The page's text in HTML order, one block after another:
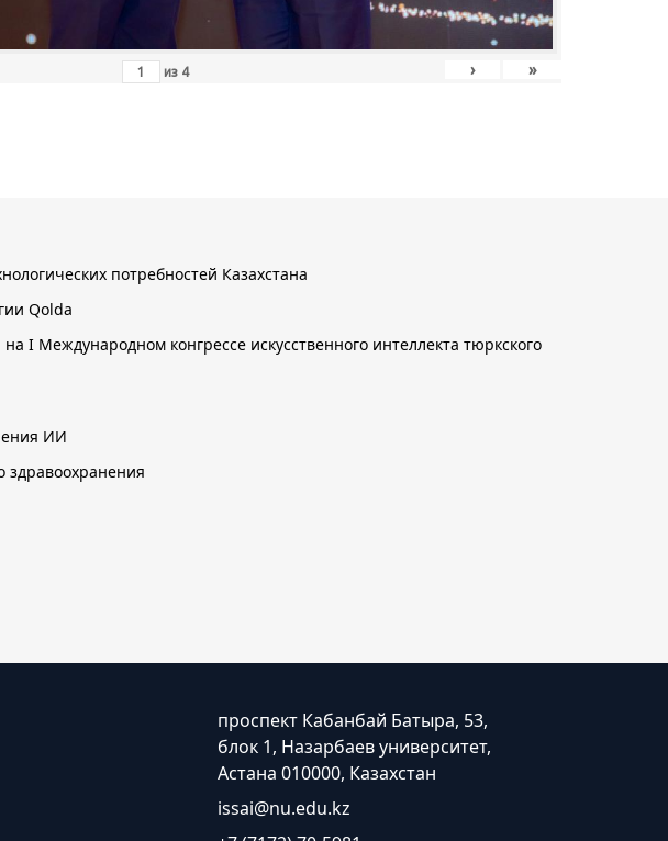
из 4 › »
потребностей Казахстана
Qolda
Международном конгрессе искусственного интеллекта тюркского
ИИ
здравоохранения
проспект Кабанбай Батыра, 53,
блок 1, Назарбаев университет,
Астана 010000, Казахстан
issai@nu.edu.kz